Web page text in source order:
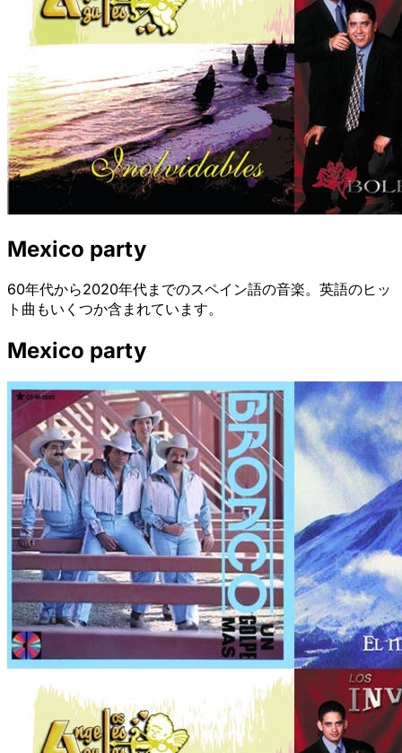
Mexico party
60年代から2020年代までのスペイン語の音楽。英語のヒッ
ト曲もいくつか含まれています。
Mexico party